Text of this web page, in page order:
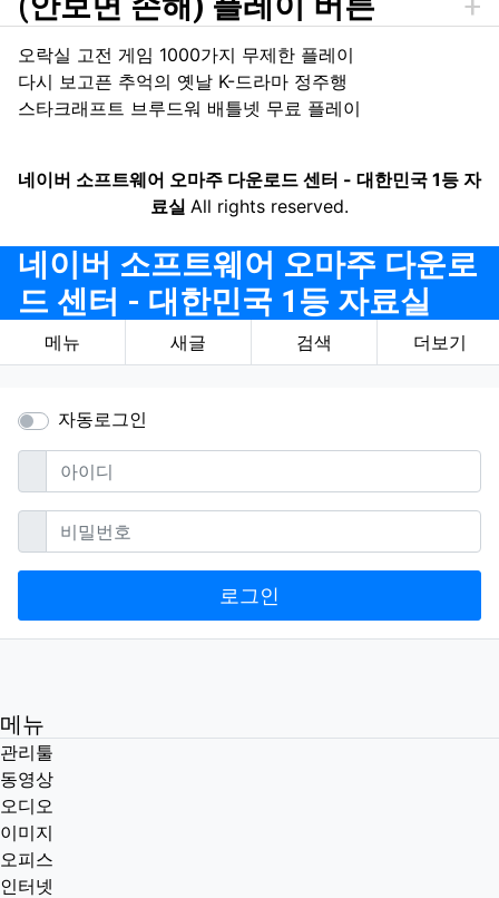
오락실 고전 게임 1000가지 무제한 플레이
다시 보고픈 추억의 옛날 K-드라마 정주행
스타크래프트 브루드워 배틀넷 무료 플레이
네이버 소프트웨어 오마주 다운로드 센터 - 대한민국 1등 자
료실 All rights reserved.
네이버 소프트웨어 오마주 다운로
드 센터 - 대한민국 1등 자료실
메뉴 새글 검색 더보기
자동로그인
아이디필수
비밀번호필수
로그인
메뉴
관리툴
동영상
오디오
이미지
오피스
인터넷